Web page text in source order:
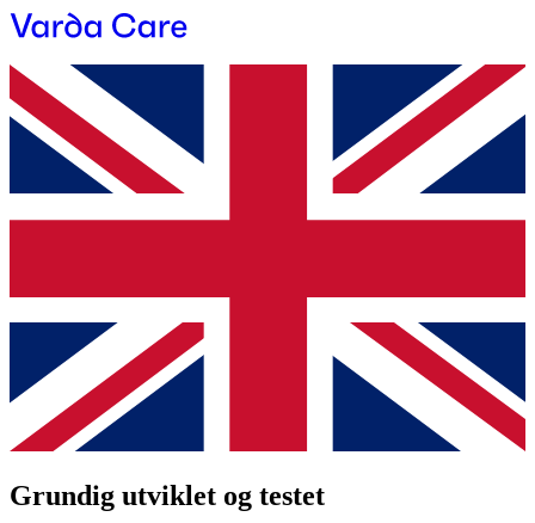
Grundig utviklet og testet